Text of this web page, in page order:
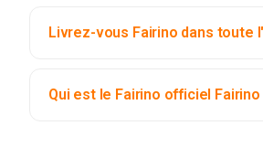
Livrez-vous Fairino dans toute
Qui est le Fairino officiel Fairino